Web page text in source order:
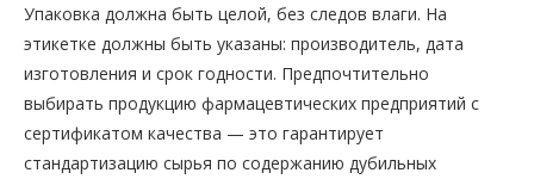
Упаковка должна быть целой, без следов влаги. На
этикетке должны быть указаны: производитель, дата
изготовления и срок годности. Предпочтительно
выбирать продукцию фармацевтических предприятий с
сертификатом качества — это гарантирует
стандартизацию сырья по содержанию дубильных